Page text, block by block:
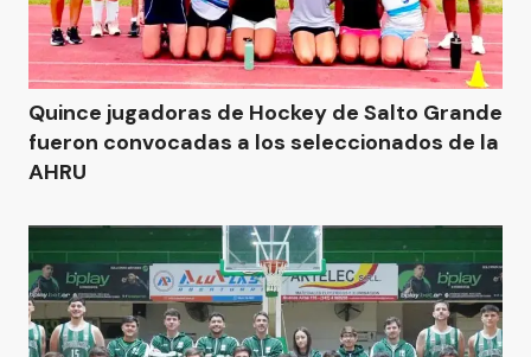
Quince jugadoras de Hockey de Salto Grande
fueron convocadas a los seleccionados de la
AHRU